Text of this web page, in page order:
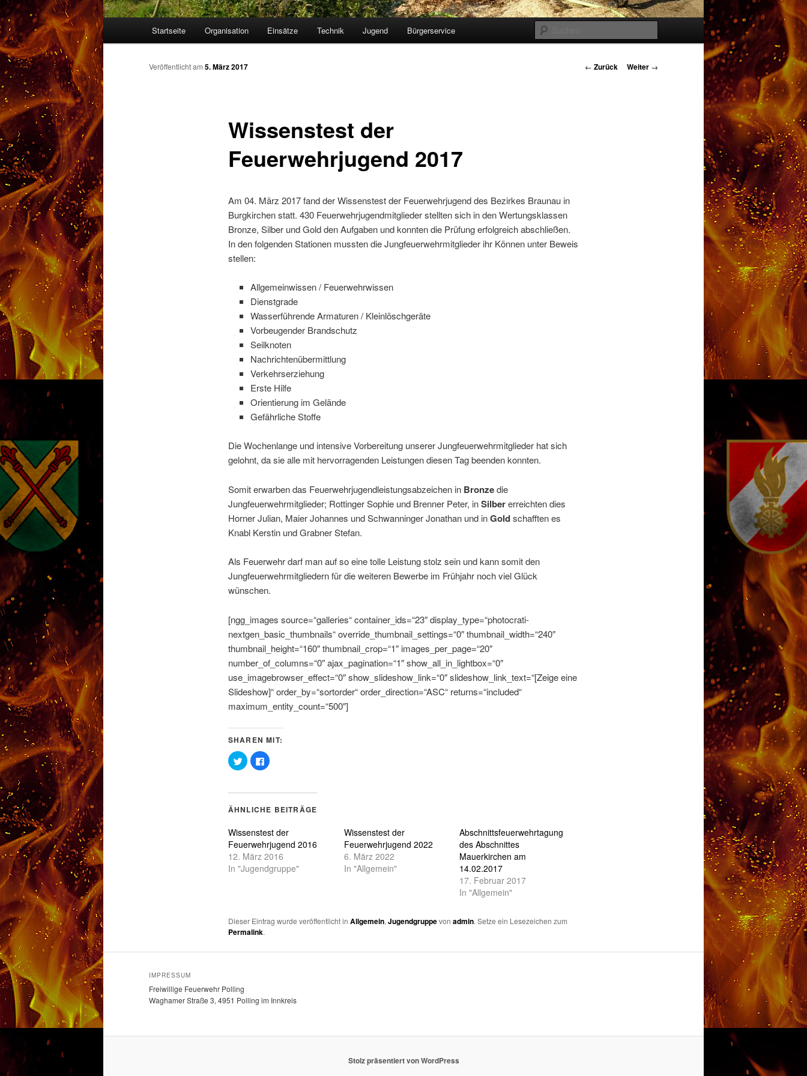
Startseite Organisation Einsätze Technik Jugend Bürgerservice
Beitragsnavigation
← Zurück Weiter →
Wissenstest der
Feuerwehrjugend 2017
Veröffentlicht am 5. März 2017
Am 04. März 2017 fand der Wissenstest der Feuerwehrjugend des Bezirkes Braunau in
Burgkirchen statt. 430 Feuerwehrjugendmitglieder stellten sich in den Wertungsklassen
Bronze, Silber und Gold den Aufgaben und konnten die Prüfung erfolgreich abschließen.
In den folgenden Stationen mussten die Jungfeuerwehrmitglieder ihr Können unter Beweis
stellen:
Allgemeinwissen / Feuerwehrwissen
Dienstgrade
Wasserführende Armaturen / Kleinlöschgeräte
Vorbeugender Brandschutz
Seilknoten
Nachrichtenübermittlung
Verkehrserziehung
Erste Hilfe
Orientierung im Gelände
Gefährliche Stoffe
Die Wochenlange und intensive Vorbereitung unserer Jungfeuerwehrmitglieder hat sich
gelohnt, da sie alle mit hervorragenden Leistungen diesen Tag beenden konnten.
Somit erwarben das Feuerwehrjugendleistungsabzeichen in Bronzedie
Jungfeuerwehrmitglieder; Rottinger Sophie und Brenner Peter, inSilbererreichten dies
Horner Julian, Maier Johannes und Schwanninger Jonathan und inGoldschafften es
Knabl Kerstin und Grabner Stefan.
Als Feuerwehr darf man auf so eine tolle Leistung stolz sein und kann somit den
Jungfeuerwehrmitgliedern für die weiteren Bewerbe im Frühjahr noch viel Glück
wünschen.
[ngg_images source=“galleries“ container_ids=“23″ display_type=“photocrati-
nextgen_basic_thumbnails“ override_thumbnail_settings=“0″ thumbnail_width=“240″
thumbnail_height=“160″ thumbnail_crop=“1″ images_per_page=“20″
number_of_columns=“0″ ajax_pagination=“1″ show_all_in_lightbox=“0″
use_imagebrowser_effect=“0″ show_slideshow_link=“0″ slideshow_link_text=“[Zeige eine
Slideshow]“ order_by=“sortorder“ order_direction=“ASC“ returns=“included“
maximum_entity_count=“500″]
SHAREN MIT:
Klick,
um
über
teilen
in
geöffnet)
Klick,
um
teilen
in
geöffnet)
ÄHNLICHE BEITRÄGE
Wissenstest der
Feuerwehrjugend 2016
12. März 2016
In "Jugendgruppe"
Wissenstest der
Feuerwehrjugend 2022
6. März 2022
In "Allgemein"
Abschnittsfeuerwehrtagung
des Abschnittes
Mauerkirchen am
14.02.2017
17. Februar 2017
In "Allgemein"
Dieser Eintrag wurde veröffentlicht in Allgemein, Jugendgruppevon admin. Setze ein Lesezeichen zum
Permalink.
IMPRESSUM
Freiwillige Feuerwehr Polling
Waghamer Straße 3, 4951 Polling im Innkreis
Stolz präsentiert von WordPress